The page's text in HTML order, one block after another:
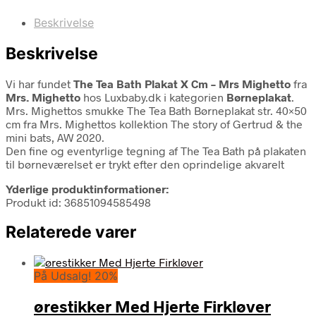
Beskrivelse
Beskrivelse
Vi har fundet The Tea Bath Plakat X Cm – Mrs Mighetto fra
Mrs. Mighetto hos Luxbaby.dk i kategorien Børneplakat.
Mrs. Mighettos smukke The Tea Bath Børneplakat str. 40×50
cm fra Mrs. Mighettos kollektion The story of Gertrud & the
mini bats, AW 2020.
Den fine og eventyrlige tegning af The Tea Bath på plakaten
til børneværelset er trykt efter den oprindelige akvarelt
Yderlige produktinformationer:
Produkt id: 36851094585498
Relaterede varer
På Udsalg! 20%
ørestikker Med Hjerte Firkløver